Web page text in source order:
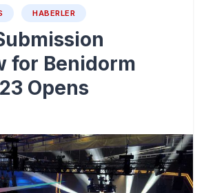
HABERLER
for Benidorm
Opens